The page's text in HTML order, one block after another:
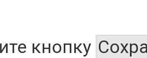
кнопку